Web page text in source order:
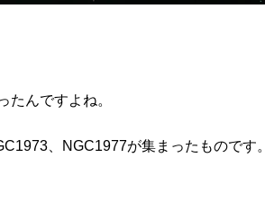
んですよね。
、NGC1977が集まったものです。